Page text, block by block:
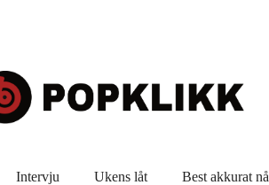
Intervju Ukens låt Best akkurat nå